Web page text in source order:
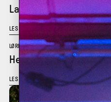
Larvik Jazzklubb:
LES MER
LØRDAG 17.10 •SANDEN SCENE
Hedvig Mollestad Trio
LES MER